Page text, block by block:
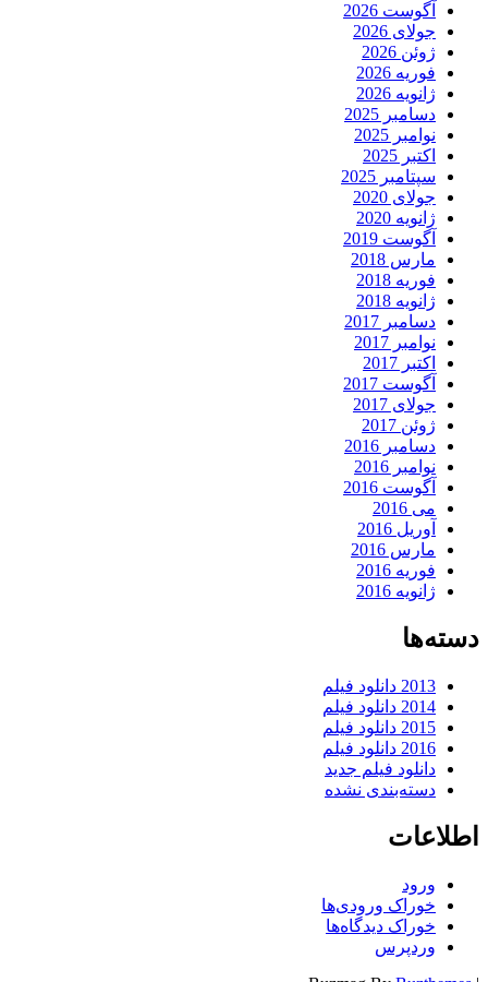
آگوست 2026
جولای 2026
ژوئن 2026
فوریه 2026
ژانویه 2026
دسامبر 2025
نوامبر 2025
اکتبر 2025
سپتامبر 2025
جولای 2020
ژانویه 2020
آگوست 2019
مارس 2018
فوریه 2018
ژانویه 2018
دسامبر 2017
نوامبر 2017
اکتبر 2017
آگوست 2017
جولای 2017
ژوئن 2017
دسامبر 2016
نوامبر 2016
آگوست 2016
می 2016
آوریل 2016
مارس 2016
فوریه 2016
ژانویه 2016
دسته‌ها
2013 دانلود فیلم
2014 دانلود فیلم
2015 دانلود فیلم
2016 دانلود فیلم
دانلود فیلم جدید
دسته‌بندی نشده
اطلاعات
ورود
خوراک ورودی‌ها
خوراک دیدگاه‌ها
وردپرس